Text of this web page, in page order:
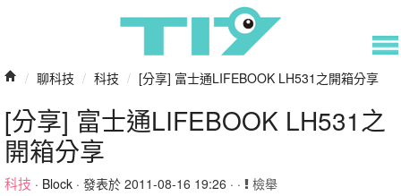
/ 聊科技 / 科技 / [分享] 富士通LIFEBOOK LH531之開箱分享
[分享] 富士通LIFEBOOK LH531之
開箱分享
科技 · Block · 發表於 2011-08-16 19:26 · · 檢舉